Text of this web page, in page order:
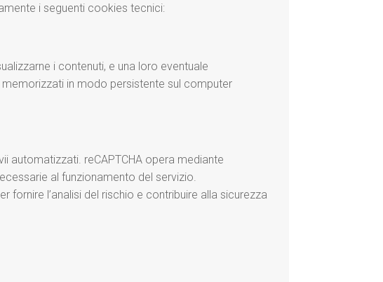
i seguenti cookies tecnici:
i contenuti, e una loro eventuale
in modo persistente sul computer
automatizzati. reCAPTCHA opera mediante
al funzionamento del servizio.
fornire l’analisi del rischio e contribuire alla sicurezza